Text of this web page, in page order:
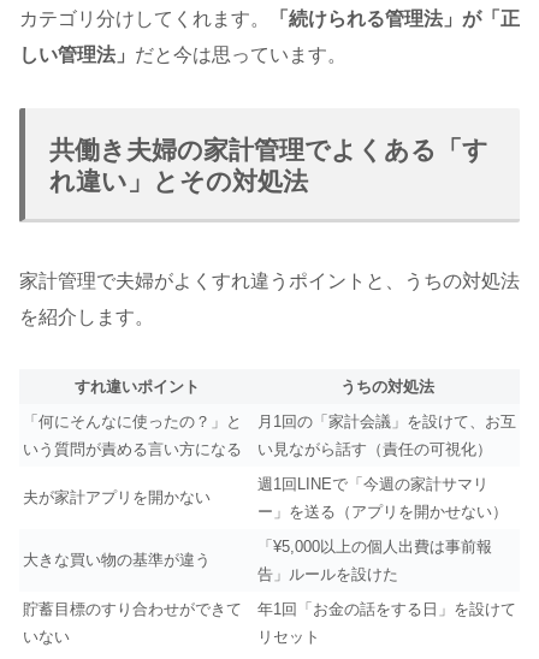
カテゴリ分けしてくれます。
「続けられる管理法」が「正
しい管理法」 だと今は思っています。
共働き夫婦の家計管理でよくある「す
れ違い」とその対処法
家計管理で夫婦がよくすれ違うポイントと、うちの対処法
を紹介します。
すれ違いポイント
うちの対処法
「何にそんなに使ったの？」と
いう質問が責める言い方になる
月1回の「家計会議」を設けて、お互
い見ながら話す（責任の可視化）
夫が家計アプリを開かない
週1回LINEで「今週の家計サマリ
ー」を送る（アプリを開かせない）
大きな買い物の基準が違う
「¥5,000以上の個人出費は事前報
告」ルールを設けた
貯蓄目標のすり合わせができて
いない
年1回「お金の話をする日」を設けて
リセット